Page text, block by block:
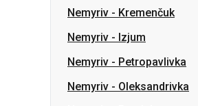
Nemyriv-Oleksandrivka
Nemyriv-Barvinkove
Nemyriv-Čerkasy
Nemyriv-Kišiněv